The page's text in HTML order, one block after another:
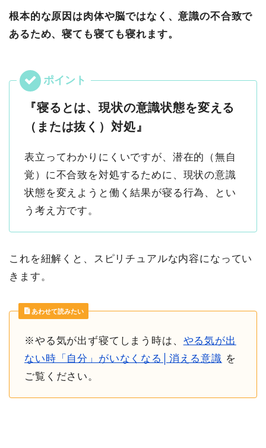
根本的な原因は肉体や脳ではなく、意識の不合致で
あるため、寝ても寝ても寝れます。
『寝るとは、現状の意識状態を変える
（または抜く）対処』
表立ってわかりにくいですが、潜在的（無自
覚）に不合致を対処するために、現状の意識
状態を変えようと働く結果が寝る行為、とい
う考え方です。
これを紐解くと、スピリチュアルな内容になってい
きます。
あわせて読みたい
※やる気が出ず寝てしまう時は、 やる気が出
ない時「自分」がいなくなる│消える意識 を
ご覧ください。